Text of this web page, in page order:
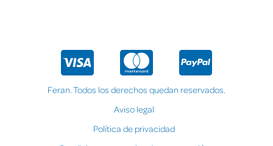
Feran. Todos los derechos quedan reservados.
Aviso legal
Política de privacidad